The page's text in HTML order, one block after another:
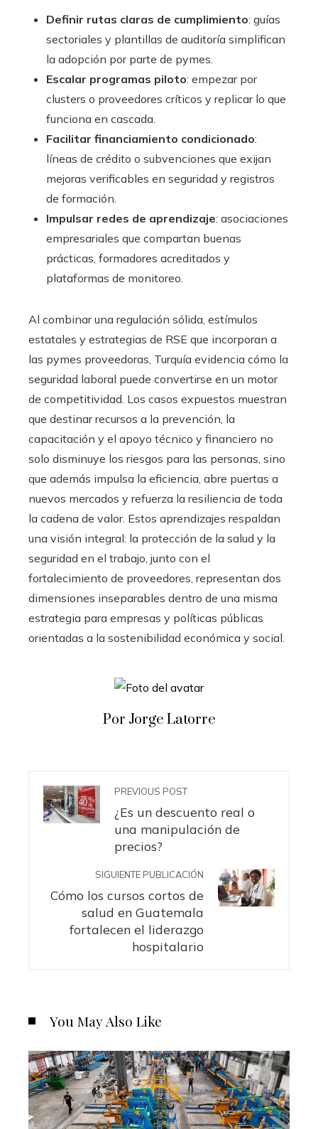
Definir rutas claras de cumplimiento: guías
sectoriales y plantillas de auditoría simplifican
la adopción por parte de pymes.
Escalar programas piloto: empezar por
clusters o proveedores críticos y replicar lo que
funciona en cascada.
Facilitar financiamiento condicionado:
líneas de crédito o subvenciones que exijan
mejoras verificables en seguridad y registros
de formación.
Impulsar redes de aprendizaje: asociaciones
empresariales que compartan buenas
prácticas, formadores acreditados y
plataformas de monitoreo.
Al combinar una regulación sólida, estímulos
estatales y estrategias de RSE que incorporan a
las pymes proveedoras, Turquía evidencia cómo la
seguridad laboral puede convertirse en un motor
de competitividad. Los casos expuestos muestran
que destinar recursos a la prevención, la
capacitación y el apoyo técnico y financiero no
solo disminuye los riesgos para las personas, sino
que además impulsa la eficiencia, abre puertas a
nuevos mercados y refuerza la resiliencia de toda
la cadena de valor. Estos aprendizajes respaldan
una visión integral: la protección de la salud y la
seguridad en el trabajo, junto con el
fortalecimiento de proveedores, representan dos
dimensiones inseparables dentro de una misma
estrategia para empresas y políticas públicas
orientadas a la sostenibilidad económica y social.
Por Jorge Latorre
PREVIOUS POST
¿Es un descuento real o
una manipulación de
precios?
SIGUIENTE PUBLICACIÓN
Cómo los cursos cortos de
salud en Guatemala
fortalecen el liderazgo
hospitalario
You May Also Like